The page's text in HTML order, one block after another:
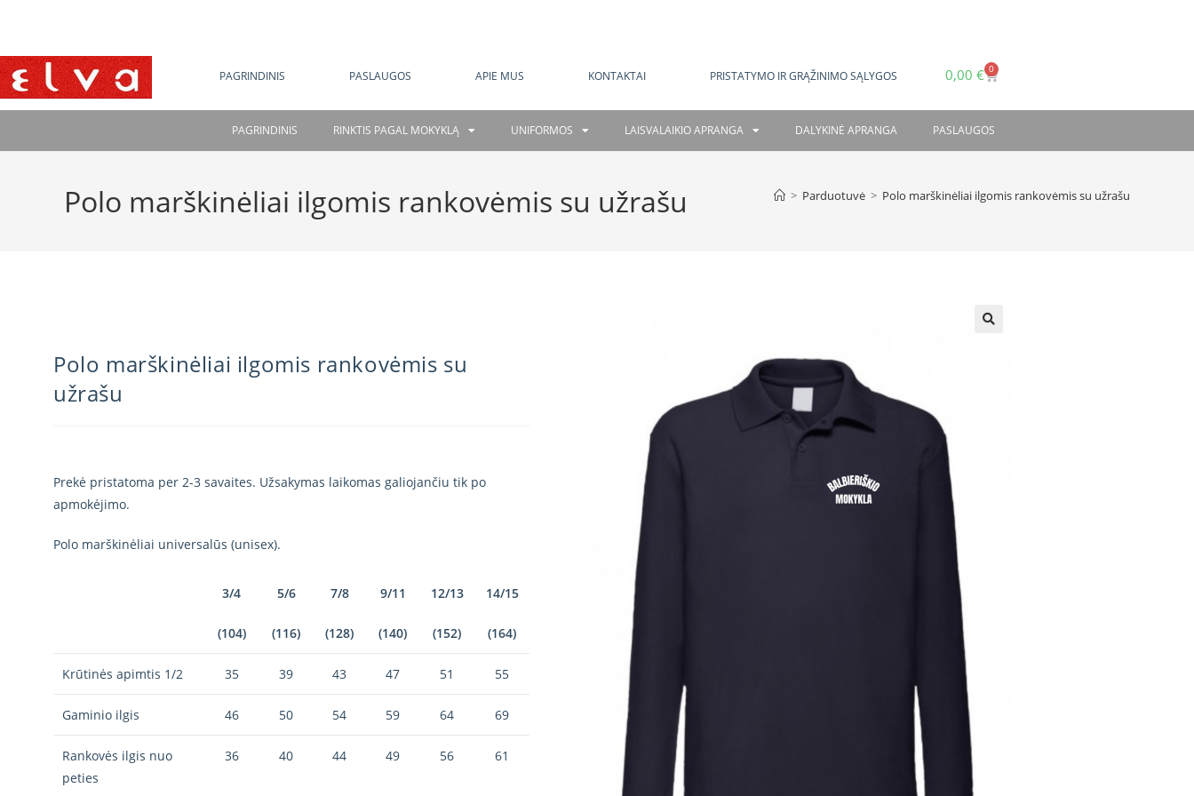
PAGRINDINIS PASLAUGOS APIE MUS KONTAKTAI PRISTATYMO IR GRĄŽINIMO SĄLYGOS 0,00 € 0
PAGRINDINIS RINKTIS PAGAL MOKYKLĄ UNIFORMOS LAISVALAIKIO APRANGA DALYKINĖ APRANGA PASLAUGOS
Polo marškinėliai ilgomis rankovėmis su užrašu > Parduotuvė > Polo marškinėliai ilgomis rankovėmis su užrašu
Polo marškinėliai ilgomis rankovėmis su
užrašu
Prekė pristatoma per 2-3 savaites. Užsakymas laikomas galiojančiu tik po
apmokėjimo.
Polo marškinėliai universalūs (unisex).
3/4
(104)
5/6
(116)
7/8
(128)
9/11
(140)
12/13
(152)
14/15
(164)
Krūtinės apimtis 1/2 35 39 43 47 51 55
Gaminio ilgis 46 50 54 59 64 69
Rankovės ilgis nuo
peties
36 40 44 49 56 61